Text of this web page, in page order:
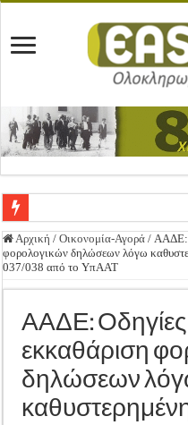
Ένωση Μεσολογγίου:
Καλή Ανάσταση & Καλό Πάσχα!
ΕΝΩΣΗ ΜΕΣΟΛΟΓΓΙΟΥ:
Δημοσιεύτηκε η Προδημοσίευση
Ανακοίνωση: Επιστροφή ΦΠΑ
Καλά Χριστούγεννα! Καλή Χρονιά!
Tακτική Γενική Συνέλευση του
Αρχική / Οικονομία-Αγορά / ΑΑΔΕ:
φορολογικών δηλώσεων λόγω
037/038 από το ΥπΑΑΤ
ΑΑΔΕ: Οδηγίες
εκκαθάριση
δηλώσεων